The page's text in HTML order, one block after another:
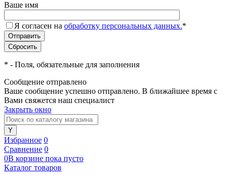
Ваше имя
Я согласен на обработку персональных данных.*
* - Поля, обязательные для заполнения
Сообщение отправлено
Ваше сообщение успешно отправлено. В ближайшее время с
Вами свяжется наш специалист
Закрыть окно
Избранное 0
Сравнение 0
0В корзине пока пусто
Каталог товаров